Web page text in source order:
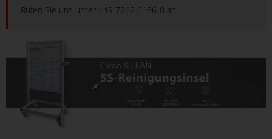
Rufen Sie uns unter +49 7262 6186-0 an.